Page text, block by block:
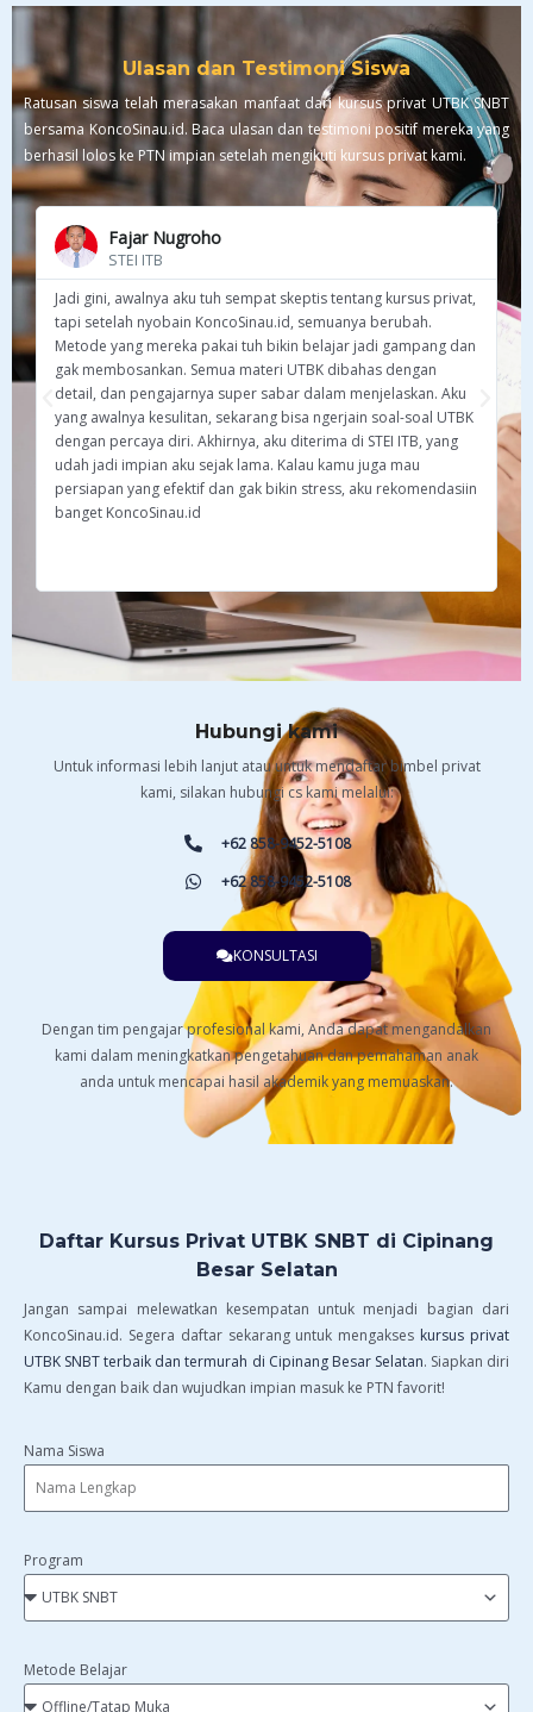
Ulasan dan Testimoni Siswa
Ratusan siswa telah merasakan manfaat dari kursus privat UTBK SNBT
bersama KoncoSinau.id. Baca ulasan dan testimoni positif mereka yang
berhasil lolos ke PTN impian setelah mengikuti kursus privat kami.
Fajar Nugroho
STEI ITB
Jadi gini, awalnya aku tuh sempat skeptis tentang kursus privat,
tapi setelah nyobain KoncoSinau.id, semuanya berubah.
Metode yang mereka pakai tuh bikin belajar jadi gampang dan
gak membosankan. Semua materi UTBK dibahas dengan
detail, dan pengajarnya super sabar dalam menjelaskan. Aku
yang awalnya kesulitan, sekarang bisa ngerjain soal-soal UTBK
dengan percaya diri. Akhirnya, aku diterima di STEI ITB, yang
udah jadi impian aku sejak lama. Kalau kamu juga mau
persiapan yang efektif dan gak bikin stress, aku rekomendasiin
banget KoncoSinau.id
Hubungi kami
Untuk informasi lebih lanjut atau untuk mendaftar bimbel privat
kami, silakan hubungi cs kami melalui:
+62 858-9452-5108
+62 858-9452-5108
KONSULTASI
Dengan tim pengajar profesional kami, Anda dapat mengandalkan
kami dalam meningkatkan pengetahuan dan pemahaman anak
anda untuk mencapai hasil akademik yang memuaskan.
Daftar Kursus Privat UTBK SNBT di Cipinang
Besar Selatan
Jangan sampai melewatkan kesempatan untuk menjadi bagian dari
KoncoSinau.id. Segera daftar sekarang untuk mengakses kursus privat
UTBK SNBT terbaik dan termurah di Cipinang Besar Selatan. Siapkan diri
Kamu dengan baik dan wujudkan impian masuk ke PTN favorit!
Nama Siswa
Program
Metode Belajar